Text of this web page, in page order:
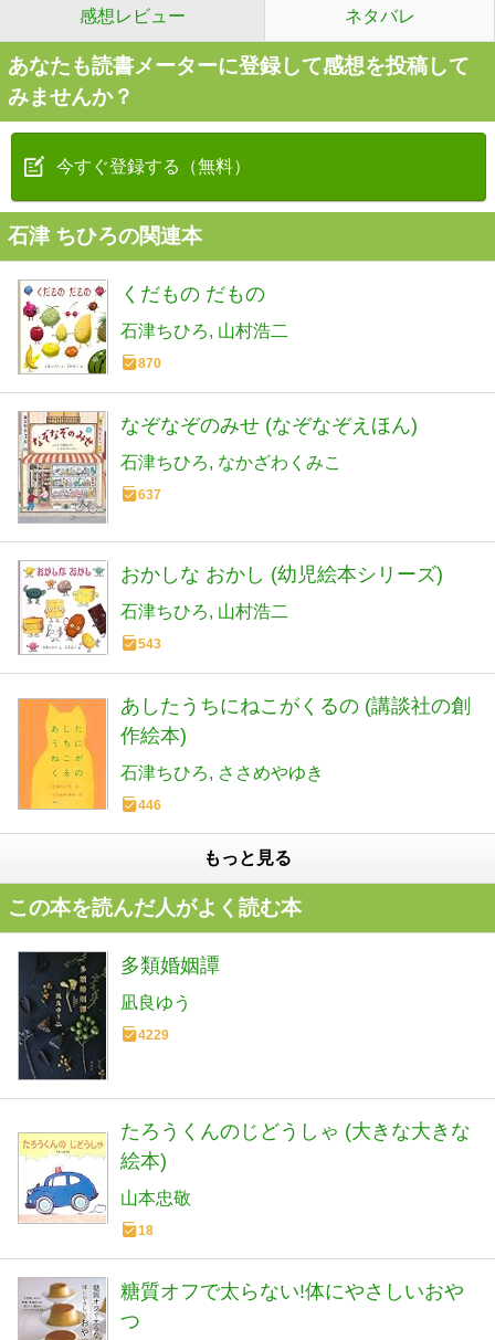
感想レビュー ネタバレ
あなたも読書メーターに登録して感想を投稿して
みませんか？
今すぐ登録する（無料）
石津 ちひろの関連本
くだもの だもの
石津ちひろ 山村浩二
870
なぞなぞのみせ (なぞなぞえほん)
石津ちひろ なかざわくみこ
637
おかしな おかし (幼児絵本シリーズ)
石津ちひろ 山村浩二
543
あしたうちにねこがくるの (講談社の創
作絵本)
石津ちひろ ささめやゆき
446
もっと見る
この本を読んだ人がよく読む本
多類婚姻譚
凪良ゆう
4229
たろうくんのじどうしゃ (大きな大きな
絵本)
山本忠敬
18
糖質オフで太らない!体にやさしいおや
つ